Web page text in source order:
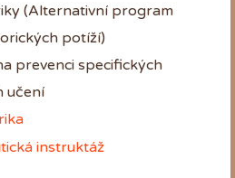
(Alternativní program
potíží)
prevenci specifických
učení
instruktáž